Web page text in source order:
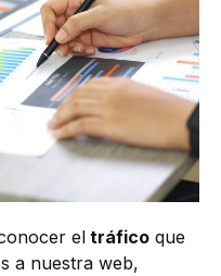
el tráfico que
a nuestra web,